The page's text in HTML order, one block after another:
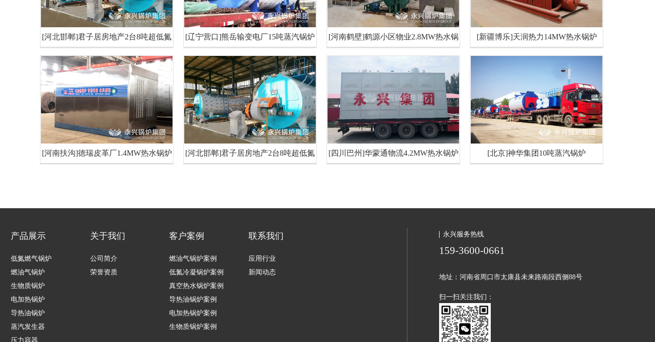
[河北邯郸]君子居房地产2台8吨超低氮
热水锅炉
[辽宁营口]熊岳输变电厂15吨蒸汽锅炉 [河南鹤壁]鹤源小区物业2.8MW热水锅
炉
[新疆博乐]天润热力14MW热水锅炉
[河南扶沟]徳瑞皮革厂1.4MW热水锅炉 [河北邯郸]君子居房地产2台8吨超低氮 [四川巴州]华蒙通物流4.2MW热水锅炉 [北京]神华集团10吨蒸汽锅炉
产品展示
低氮燃气锅炉
燃油气锅炉
生物质锅炉
电加热锅炉
导热油锅炉
蒸汽发生器
压力容器
关于我们
公司简介
荣誉资质
客户案例
燃油气锅炉案例
低氮冷凝锅炉案例
真空热水锅炉案例
导热油锅炉案例
电加热锅炉案例
生物质锅炉案例
联系我们
应用行业
新闻动态
永兴服务热线
159-3600-0661
地址：河南省周口市太康县未来路南段西侧88号
扫一扫关注我们：